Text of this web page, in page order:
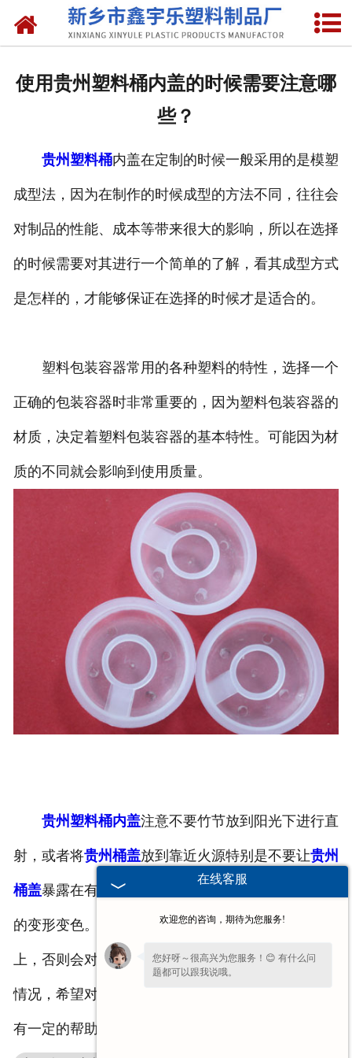
网站首页
联系我们
使用贵州塑料桶内盖的时候需要注意哪
些？
贵州塑料桶内盖在定制的时候一般采用的是模塑
成型法，因为在制作的时候成型的方法不同，往往会
对制品的性能、成本等带来很大的影响，所以在选择
的时候需要对其进行一个简单的了解，看其成型方式
是怎样的，才能够保证在选择的时候才是适合的。
塑料包装容器常用的各种塑料的特性，选择一个
正确的包装容器时非常重要的，因为塑料包装容器的
材质，决定着塑料包装容器的基本特性。可能因为材
质的不同就会影响到使用质量。
贵州塑料桶内盖注意不要竹节放到阳光下进行直
射，或者将贵州桶盖放到靠近火源特别是不要让贵州
桶盖暴露在有油烟的地方，否则的话可能会导致桶盖
的变形变色。在使用的时候也不要将重物放置到桶盖
上，否则会对桶盖造成划伤或是导致桶盖造成开裂的
情况，希望对于塑料桶内盖的简单介绍能够对你能够
有一定的帮助。
在线客服
欢迎您的咨询，期待为您服务!
您好呀～很高兴为您服务！😊 有什么问
题都可以跟我说哦。